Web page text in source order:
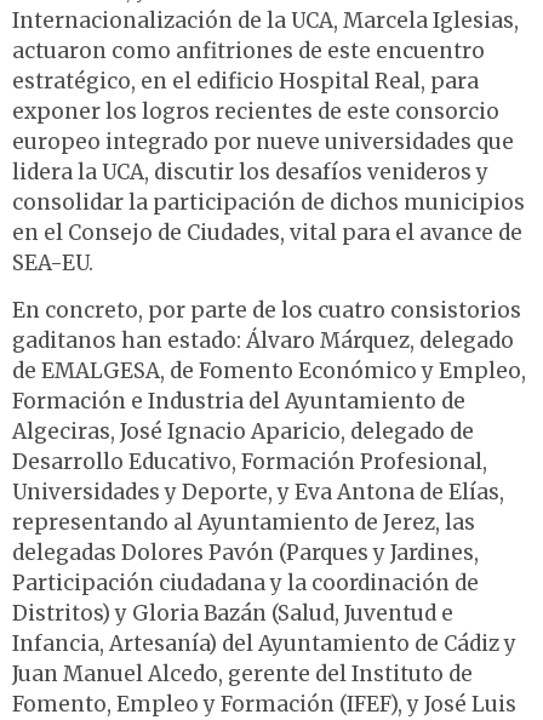
Internacionalización de la UCA, Marcela Iglesias,
actuaron como anfitriones de este encuentro
estratégico, en el edificio Hospital Real, para
exponer los logros recientes de este consorcio
europeo integrado por nueve universidades que
lidera la UCA, discutir los desafíos venideros y
consolidar la participación de dichos municipios
en el Consejo de Ciudades, vital para el avance de
SEA-EU.
En concreto, por parte de los cuatro consistorios
gaditanos han estado: Álvaro Márquez, delegado
de EMALGESA, de Fomento Económico y Empleo,
Formación e Industria del Ayuntamiento de
Algeciras, José Ignacio Aparicio, delegado de
Desarrollo Educativo, Formación Profesional,
Universidades y Deporte, y Eva Antona de Elías,
representando al Ayuntamiento de Jerez, las
delegadas Dolores Pavón (Parques y Jardines,
Participación ciudadana y la coordinación de
Distritos) y Gloria Bazán (Salud, Juventud e
Infancia, Artesanía) del Ayuntamiento de Cádiz y
Juan Manuel Alcedo, gerente del Instituto de
Fomento, Empleo y Formación (IFEF), y José Luis